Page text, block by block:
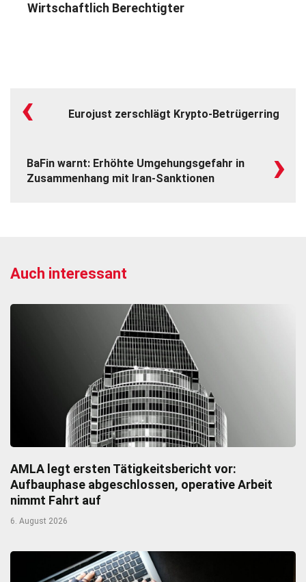
Wirtschaftlich Berechtigter
‹ Eurojust zerschlägt Krypto-Betrügerring
BaFin warnt: Erhöhte Umgehungsgefahr in
Zusammenhang mit Iran-Sanktionen
›
Auch interessant
AMLA legt ersten Tätigkeitsbericht vor:
Aufbauphase abgeschlossen, operative Arbeit
nimmt Fahrt auf
6. August 2026